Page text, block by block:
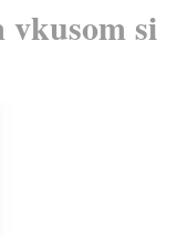
vkusom si